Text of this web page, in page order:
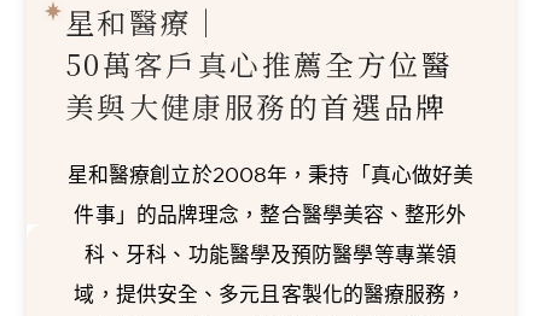
星和醫療｜
50萬客戶真心推薦全方位醫
美與大健康服務的首選品牌
星和醫療創立於2008年，秉持「真心做好美
件事」的品牌理念，整合醫學美容、整形外
科、牙科、功能醫學及預防醫學等專業領
域，提供安全、多元且客製化的醫療服務，